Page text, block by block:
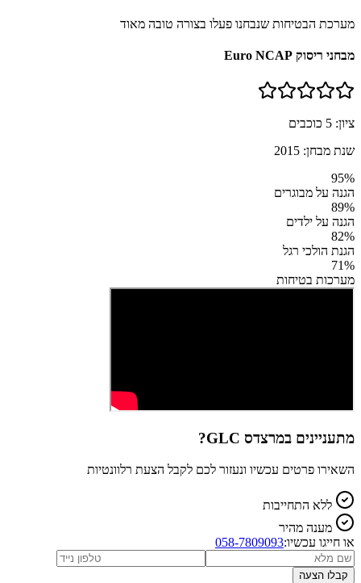
מערכת הבטיחות שנבחנו פעלו בצורה טובה מאוד
מבחני ריסוק Euro NCAP
ציון: 5 כוכבים
שנת מבחן: 2015
95%
הגנה על מבוגרים
89%
הגנה על ילדים
82%
הגנת הולכי רגל
71%
מערכות בטיחות
מתעניינים במרצדס GLC ?
השאירו פרטים עכשיו ונעזור לכם לקבל הצעת רלוונטיות
ללא התחייבות
מענה מהיר
או חייגו עכשיו:058-7809093
קבלו הצעה